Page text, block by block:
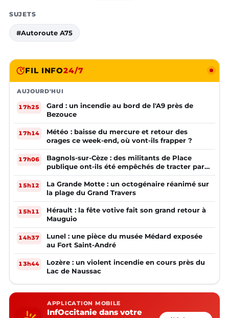
SUJETS
#Autoroute A75
FIL INFO24/7
AUJOURD'HUI
17h25
Gard : un incendie au bord de l'A9 près de
Bezouce
17h14
Météo : baisse du mercure et retour des
orages ce week-end, où vont-ils frapper ?
17h06
Bagnols-sur-Cèze : des militants de Place
publique ont-ils été empêchés de tracter par
la mairie ?
15h12
La Grande Motte : un octogénaire réanimé sur
la plage du Grand Travers
15h11
Hérault : la fête votive fait son grand retour à
Mauguio
14h37
Lunel : une pièce du musée Médard exposée
au Fort Saint-André
13h44
Lozère : un violent incendie en cours près du
Lac de Naussac
APPLICATION MOBILE
InfOccitanie dans votre